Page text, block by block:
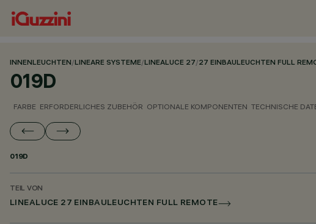
INNENLEUCHTEN/LINEARE SYSTEME/LINEALUCE 27/27 EINBAULEUCHTEN FULL
019D
FARBE ERFORDERLICHES ZUBEHÖR OPTIONALE KOMPONENTEN TECHNISCHE
019D
TEIL VON
LINEALUCE 27 EINBAULEUCHTEN FULL REMOTE